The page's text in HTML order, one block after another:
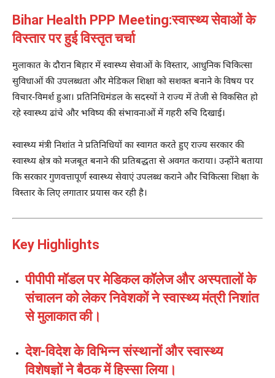
Bihar Health PPP Meeting:स्वास्थ्य सेवाओं के
विस्तार पर हुई विस्तृत चर्चा
मुलाकात के दौरान बिहार में स्वास्थ्य सेवाओं के विस्तार, आधुनिक चिकित्सा
सुविधाओं की उपलब्धता और मेडिकल शिक्षा को सशक्त बनाने के विषय पर
विचार-विमर्श हुआ। प्रतिनिधिमंडल के सदस्यों ने राज्य में तेजी से विकसित हो
रहे स्वास्थ्य ढांचे और भविष्य की संभावनाओं में गहरी रुचि दिखाई।
स्वास्थ्य मंत्री निशांत ने प्रतिनिधियों का स्वागत करते हुए राज्य सरकार की
स्वास्थ्य क्षेत्र को मजबूत बनाने की प्रतिबद्धता से अवगत कराया। उन्होंने बताया
कि सरकार गुणवत्तापूर्ण स्वास्थ्य सेवाएं उपलब्ध कराने और चिकित्सा शिक्षा के
विस्तार के लिए लगातार प्रयास कर रही है।
Key Highlights
पीपीपी मॉडल पर मेडिकल कॉलेज और अस्पतालों के
संचालन को लेकर निवेशकों ने स्वास्थ्य मंत्री निशांत
से मुलाकात की।
देश-विदेश के विभिन्न संस्थानों और स्वास्थ्य
विशेषज्ञों ने बैठक में हिस्सा लिया।